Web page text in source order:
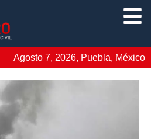
Agosto 7, 2026, Puebla, México